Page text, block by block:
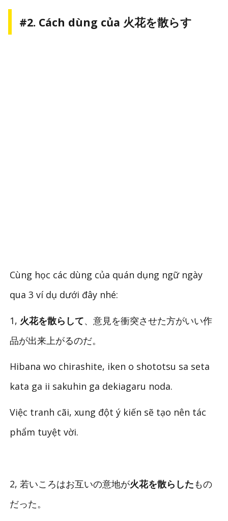
#2. Cách dùng của 火花を散らす
Cùng học các dùng của quán dụng ngữ ngày
qua 3 ví dụ dưới đây nhé:
1, 火花を散らして、意見を衝突させた方がいい作
品が出来上がるのだ。
Hibana wo chirashite, iken o shototsu sa seta
kata ga ii sakuhin ga dekiagaru noda.
Việc tranh cãi, xung đột ý kiến sẽ tạo nên tác
phẩm tuyệt vời.
2, 若いころはお互いの意地が火花を散らしたもの
だった。